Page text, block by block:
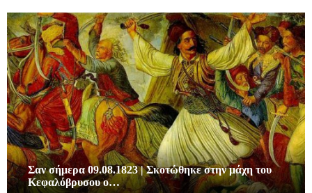
Σαν σήμερα 09.08.1823 | Σκοτώθηκε στην μάχη του
Κεφαλόβρυσου ο…